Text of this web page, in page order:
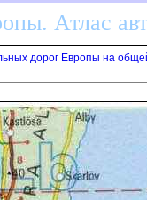
Атлас
дорог Европы на